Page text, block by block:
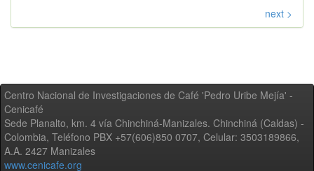
next >
Centro Nacional de Investigaciones de Café 'Pedro Uribe Mejía' -
Cenicafé
Sede Planalto, km. 4 vía Chinchiná-Manizales. Chinchiná (Caldas) -
Colombia, Teléfono PBX +57(606)850 0707, Celular: 3503189866,
A.A. 2427 Manizales
www.cenicafe.org